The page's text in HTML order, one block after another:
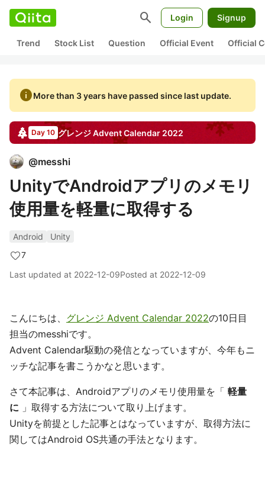
search Login Signup
Trend Stock List Question Official Event Official
infoMore than 3 years have passed since last update.
Day 10 グレンジAdvent Calendar 2022
@messhi
UnityでAndroidアプリのメモリ
使用量を軽量に取得する
Android
Unity
7
Last updated at 2022-12-09Posted at 2022-12-09
こんにちは、 グレンジ Advent Calendar 2022の10日目
担当のmesshiです。
Advent Calendar駆動の発信となっていますが、今年もニ
ッチな記事を書こうかなと思います。
さて本記事は、Androidアプリのメモリ使用量を「 軽量
に 」取得する方法について取り上げます。
Unityを前提とした記事とはなっていますが、取得方法に
関してはAndroid OS共通の手法となります。